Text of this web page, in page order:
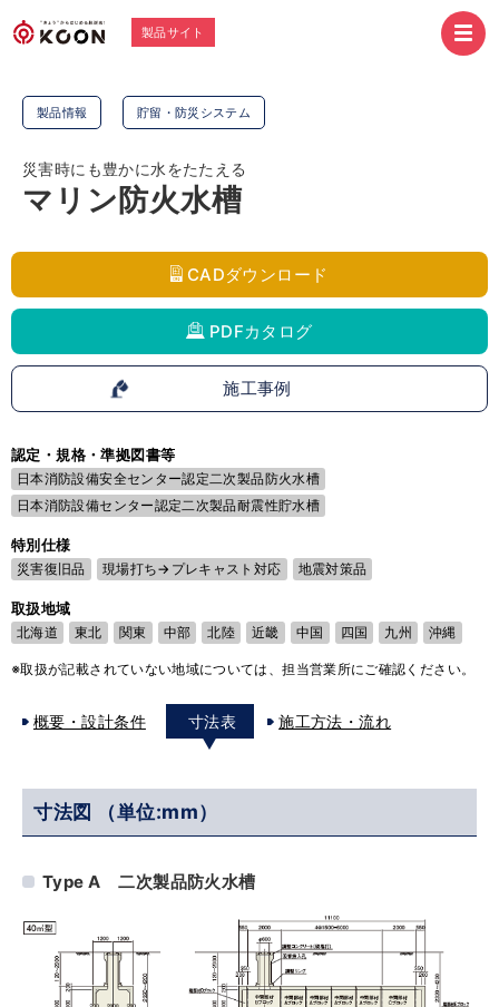
製品サイト
製品情報 貯留・防災システム
災害時にも豊かに水をたたえる
マリン防火水槽
CADダウンロード
PDFカタログ
施工事例
認定・規格・準拠図書等
日本消防設備安全センター認定二次製品防火水槽
日本消防設備センター認定二次製品耐震性貯水槽
特別仕様
災害復旧品 現場打ち→プレキャスト対応 地震対策品
取扱地域
北海道 東北 関東 中部 北陸 近畿 中国 四国 九州 沖縄
※取扱が記載されていない地域については、担当営業所にご確認ください。
概要・設計条件 寸法表 施工方法・流れ
寸法図 （単位:mm）
Type A 二次製品防火水槽